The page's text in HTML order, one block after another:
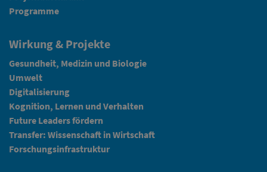
Programme
Wirkung & Projekte
Gesundheit, Medizin und Biologie
Umwelt
Digitalisierung
Kognition, Lernen und Verhalten
Future Leaders fördern
Transfer: Wissenschaft in Wirtschaft
Forschungsinfrastruktur